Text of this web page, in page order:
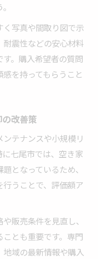
写真や間取り図で示
耐震性などの安心材料
。購入希望者の質問
を持ってもらうこと
改善策
テナンスや小規模リ
七尾市では、空き家
となっているため、
うことで、評価額ア
販売条件を見直し、
とも重要です。専門
域の最新情報や購入